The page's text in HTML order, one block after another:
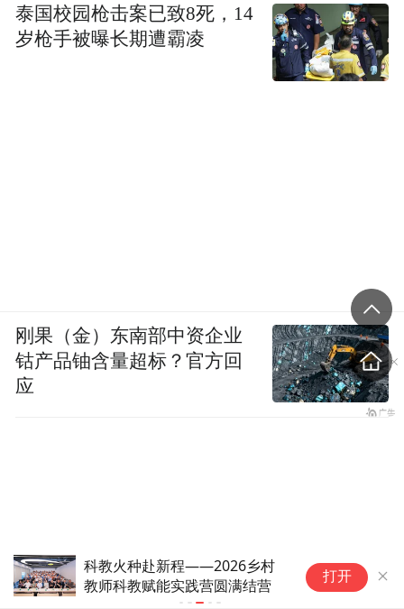
科教火种赴新程——2026乡村
教师科教赋能实践营圆满结营
粉笔教育回应名师出走
打开
泰国校园枪击案已致8死，14
岁枪手被曝长期遭霸凌
刚果（金）东南部中资企业
钴产品铀含量超标？官方回
应